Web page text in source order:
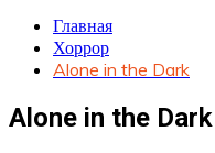
Главная
Хоррор
Alone in the Dark
Alone in the Dark